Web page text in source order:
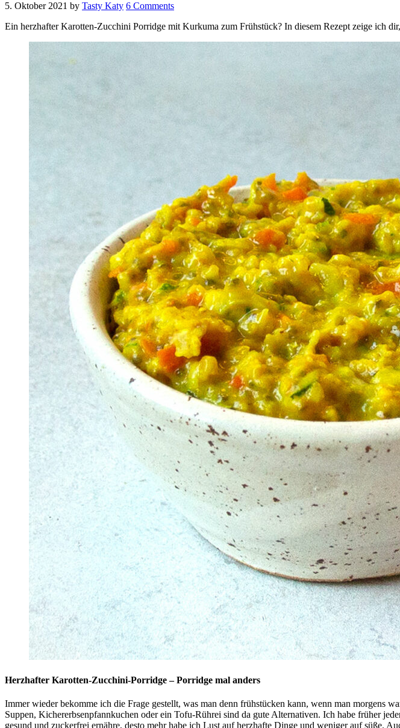
5. Oktober 2021 by Tasty Katy 6 Comments
Ein herzhafter Karotten-Zucchini Porridge mit Kurkuma zum Frühstück? In diesem Rezept zeige ich
Herzhafter Karotten-Zucchini-Porridge – Porridge mal anders
Immer wieder bekomme ich die Frage gestellt, was man denn frühstücken kann, wenn man morgens
Suppen, Kichererbsenpfannkuchen oder ein Tofu-Rührei sind da gute Alternativen. Ich habe früher
gesund und zuckerfrei ernähre, desto mehr habe ich Lust auf herzhafte Dinge und weniger auf süße.